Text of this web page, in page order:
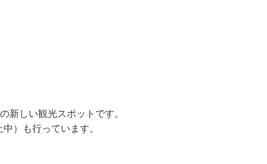
新しい観光スポットです。
）も行っています。